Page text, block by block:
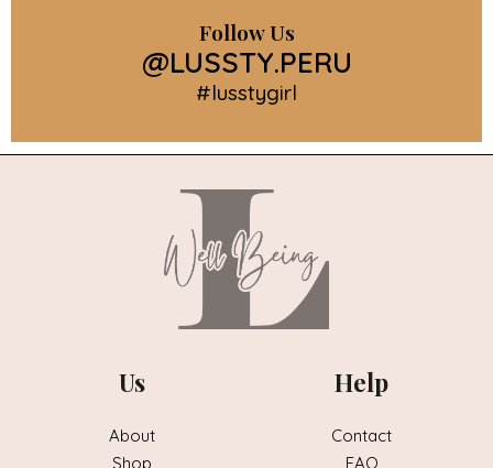
Follow Us
@LUSSTY.PERU
#lusstygirl
Us
About
Shop
Help
Contact
FAQ